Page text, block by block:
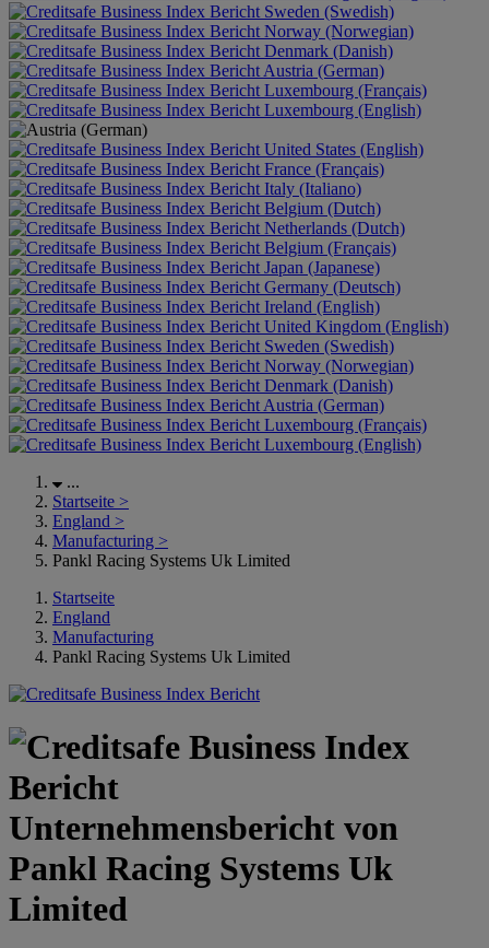
Sweden (Swedish)
Norway (Norwegian)
Denmark (Danish)
Austria (German)
Luxembourg (Français)
Luxembourg (English)
United States (English)
France (Français)
Italy (Italiano)
Belgium (Dutch)
Netherlands (Dutch)
Belgium (Français)
Japan (Japanese)
Germany (Deutsch)
Ireland (English)
United Kingdom (English)
Sweden (Swedish)
Norway (Norwegian)
Denmark (Danish)
Austria (German)
Luxembourg (Français)
Luxembourg (English)
...
Startseite >
England >
Manufacturing >
Pankl Racing Systems Uk Limited
Startseite
England
Manufacturing
Pankl Racing Systems Uk Limited
Unternehmensbericht von
Pankl Racing Systems Uk
Limited